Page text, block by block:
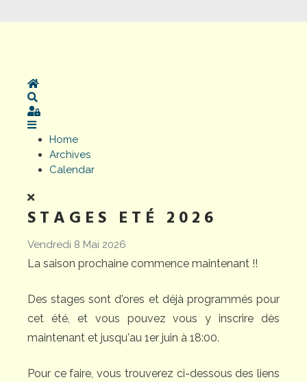
Home
Sign In
Home
Archives
Calendar
STAGES ETÉ 2026
Vendredi 8 Mai 2026
La saison prochaine commence maintenant !!
Des stages sont d'ores et déjà programmés pour
cet été, et vous pouvez vous y inscrire dès
maintenant et jusqu'au 1er juin à 18:00.
Pour ce faire, vous trouverez ci-dessous des liens